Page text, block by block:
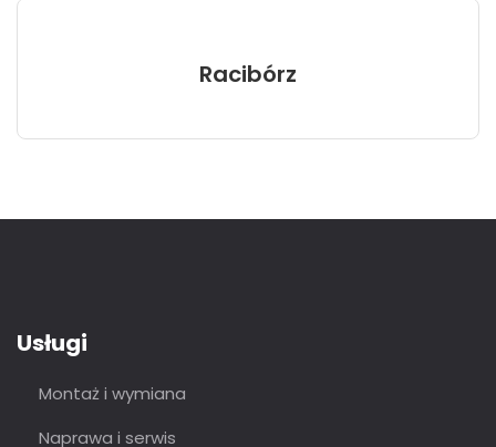
Racibórz
Usługi
Montaż i wymiana
Naprawa i serwis